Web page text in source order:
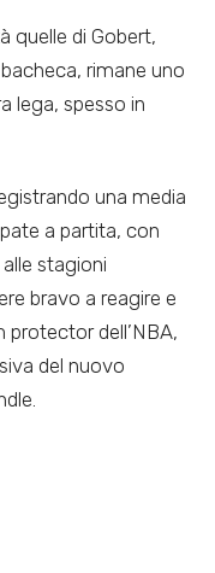
quelle di Gobert,
rimane uno
lega, spesso in
una media
a partita, con
stagioni
bravo a reagire e
protector dell’NBA,
del nuovo